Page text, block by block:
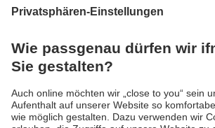
Motoren per CANopen steuern
Mobiltaugliches Hochstrom-